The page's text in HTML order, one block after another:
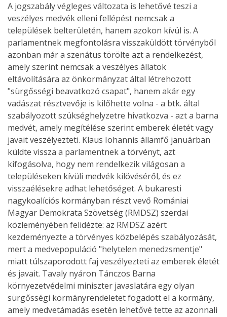
A jogszabály végleges változata is lehetővé teszi a
veszélyes medvék elleni fellépést nemcsak a
települések belterületén, hanem azokon kívül is. A
parlamentnek megfontolásra visszaküldött törvényből
azonban már a szenátus törölte azt a rendelkezést,
amely szerint nemcsak a veszélyes állatok
eltávolítására az önkormányzat által létrehozott
"sürgősségi beavatkozó csapat", hanem akár egy
vadászat résztvevője is kilőhette volna - a btk. által
szabályozott szükséghelyzetre hivatkozva - azt a barna
medvét, amely megítélése szerint emberek életét vagy
javait veszélyezteti. Klaus Iohannis államfő januárban
küldte vissza a parlamentnek a törvényt, azt
kifogásolva, hogy nem rendelkezik világosan a
településeken kívüli medvék kilövéséről, és ez
visszaélésekre adhat lehetőséget. A bukaresti
nagykoalíciós kormányban részt vevő Romániai
Magyar Demokrata Szövetség (RMDSZ) szerdai
közleményében felidézte: az RMDSZ azért
kezdeményezte a törvényes közbelépés szabályozását,
mert a medvepopuláció "helytelen menedzsmentje"
miatt túlszaporodott faj veszélyezteti az emberek életét
és javait. Tavaly nyáron Tánczos Barna
környezetvédelmi miniszter javaslatára egy olyan
sürgősségi kormányrendeletet fogadott el a kormány,
amely medvetámadás esetén lehetővé tette az azonnali